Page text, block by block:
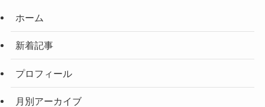
ホーム
新着記事
プロフィール
月別アーカイブ